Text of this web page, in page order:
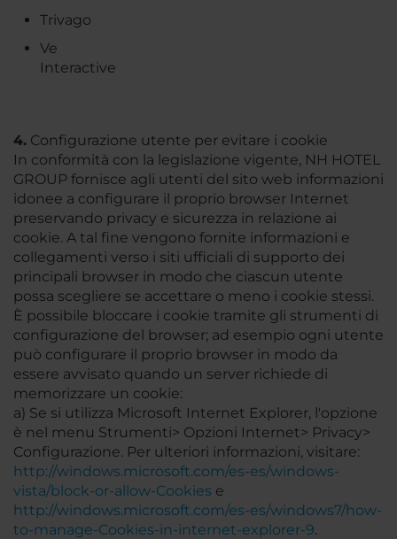
Trivago
Ve
Interactive
4. Configurazione utente per evitare i cookie
In conformità con la legislazione vigente, NH HOTEL
GROUP fornisce agli utenti del sito web informazioni
idonee a configurare il proprio browser Internet
preservando privacy e sicurezza in relazione ai
cookie. A tal fine vengono fornite informazioni e
collegamenti verso i siti ufficiali di supporto dei
principali browser in modo che ciascun utente
possa scegliere se accettare o meno i cookie stessi.
È possibile bloccare i cookie tramite gli strumenti di
configurazione del browser; ad esempio ogni utente
può configurare il proprio browser in modo da
essere avvisato quando un server richiede di
memorizzare un cookie:
a) Se si utilizza Microsoft Internet Explorer, l'opzione
è nel menu Strumenti> Opzioni Internet> Privacy>
Configurazione. Per ulteriori informazioni, visitare:
http://windows.microsoft.com/es-es/windows-
vista/block-or-allow-Cookies e
http://windows.microsoft.com/es-es/windows7/how-
to-manage-Cookies-in-internet-explorer-9.